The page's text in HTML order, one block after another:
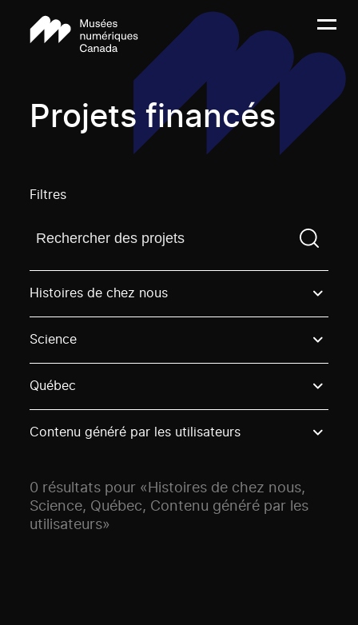
Projets financés
Filtres
Trouvez un projetVous devez saisir un terme de
Histoires de chez nous
Science
Québec
Contenu généré par les utilisateurs
0 résultats pour «Histoires de chez nous,
Science, Québec, Contenu généré par les
utilisateurs»